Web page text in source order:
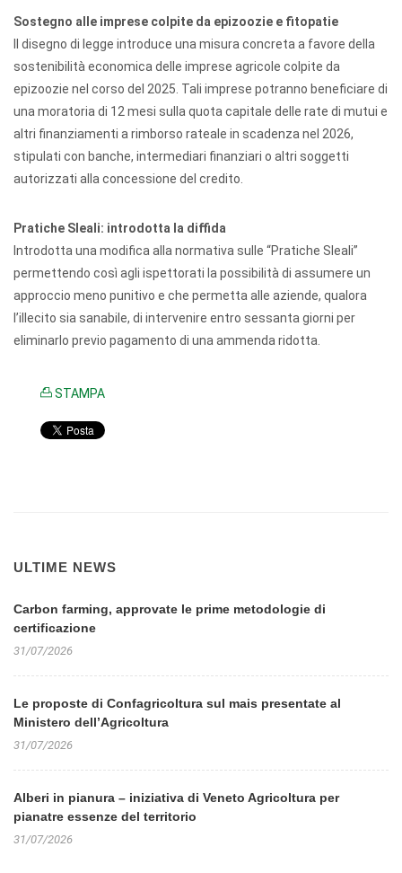
Sostegno alle imprese colpite da epizoozie e fitopatie
Il disegno di legge introduce una misura concreta a favore della
sostenibilità economica delle imprese agricole colpite da
epizoozie nel corso del 2025. Tali imprese potranno beneficiare di
una moratoria di 12 mesi sulla quota capitale delle rate di mutui e
altri finanziamenti a rimborso rateale in scadenza nel 2026,
stipulati con banche, intermediari finanziari o altri soggetti
autorizzati alla concessione del credito.
Pratiche Sleali: introdotta la diffida
Introdotta una modifica alla normativa sulle “Pratiche Sleali”
permettendo così agli ispettorati la possibilità di assumere un
approccio meno punitivo e che permetta alle aziende, qualora
l’illecito sia sanabile, di intervenire entro sessanta giorni per
eliminarlo previo pagamento di una ammenda ridotta.
STAMPA
ULTIME NEWS
Carbon farming, approvate le prime metodologie di
certificazione
31/07/2026
Le proposte di Confagricoltura sul mais presentate al
Ministero dell’Agricoltura
31/07/2026
Alberi in pianura – iniziativa di Veneto Agricoltura per
pianatre essenze del territorio
31/07/2026